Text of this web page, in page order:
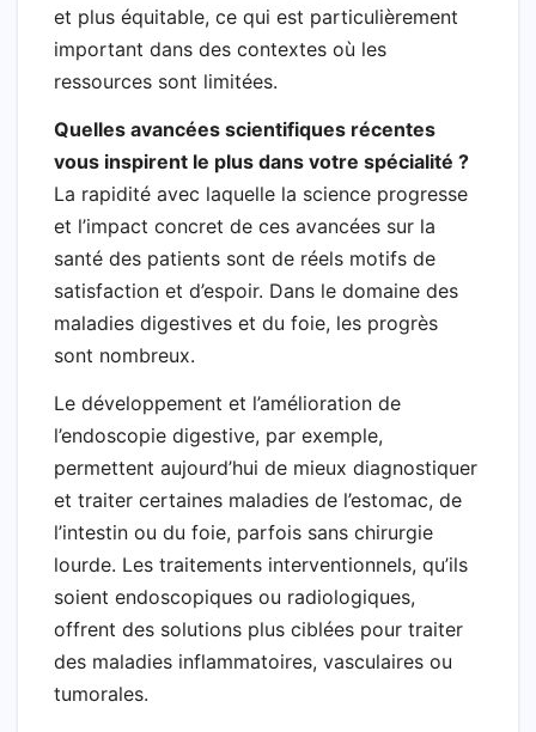
et plus équitable, ce qui est particulièrement
important dans des contextes où les
ressources sont limitées.
Quelles avancées scientifiques récentes
vous inspirent le plus dans votre spécialité ?
La rapidité avec laquelle la science progresse
et l’impact concret de ces avancées sur la
santé des patients sont de réels motifs de
satisfaction et d’espoir. Dans le domaine des
maladies digestives et du foie, les progrès
sont nombreux.
Le développement et l’amélioration de
l’endoscopie digestive, par exemple,
permettent aujourd’hui de mieux diagnostiquer
et traiter certaines maladies de l’estomac, de
l’intestin ou du foie, parfois sans chirurgie
lourde. Les traitements interventionnels, qu’ils
soient endoscopiques ou radiologiques,
offrent des solutions plus ciblées pour traiter
des maladies inflammatoires, vasculaires ou
tumorales.